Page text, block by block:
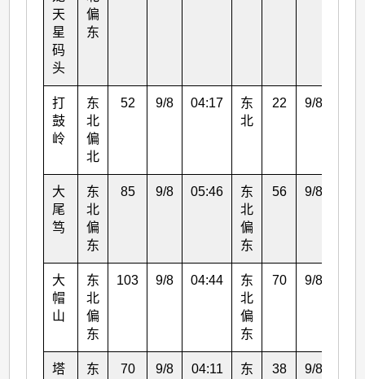
天
星
码
头
偏
东
打
鼓
岭
东
北
偏
北
52 9/8 04:17
东
北
22 9/8
大
尾
笃
东
北
偏
东
85 9/8 05:46
东
北
偏
东
56 9/8
大
帽
山
东
北
偏
东
103 9/8 04:44
东
北
偏
东
70 9/8
塔
东
70 9/8 04:11
东
38 9/8